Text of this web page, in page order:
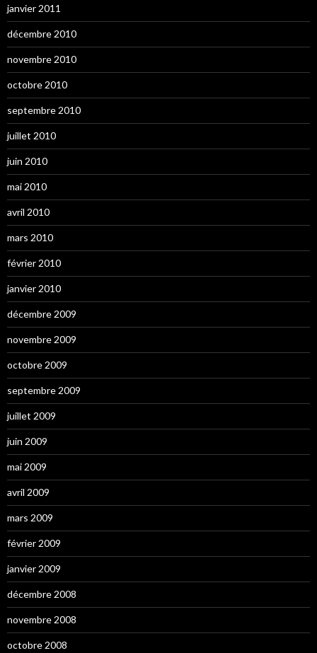
janvier 2011
décembre 2010
novembre 2010
octobre 2010
septembre 2010
juillet 2010
juin 2010
mai 2010
avril 2010
mars 2010
février 2010
janvier 2010
décembre 2009
novembre 2009
octobre 2009
septembre 2009
juillet 2009
juin 2009
mai 2009
avril 2009
mars 2009
février 2009
janvier 2009
décembre 2008
novembre 2008
octobre 2008